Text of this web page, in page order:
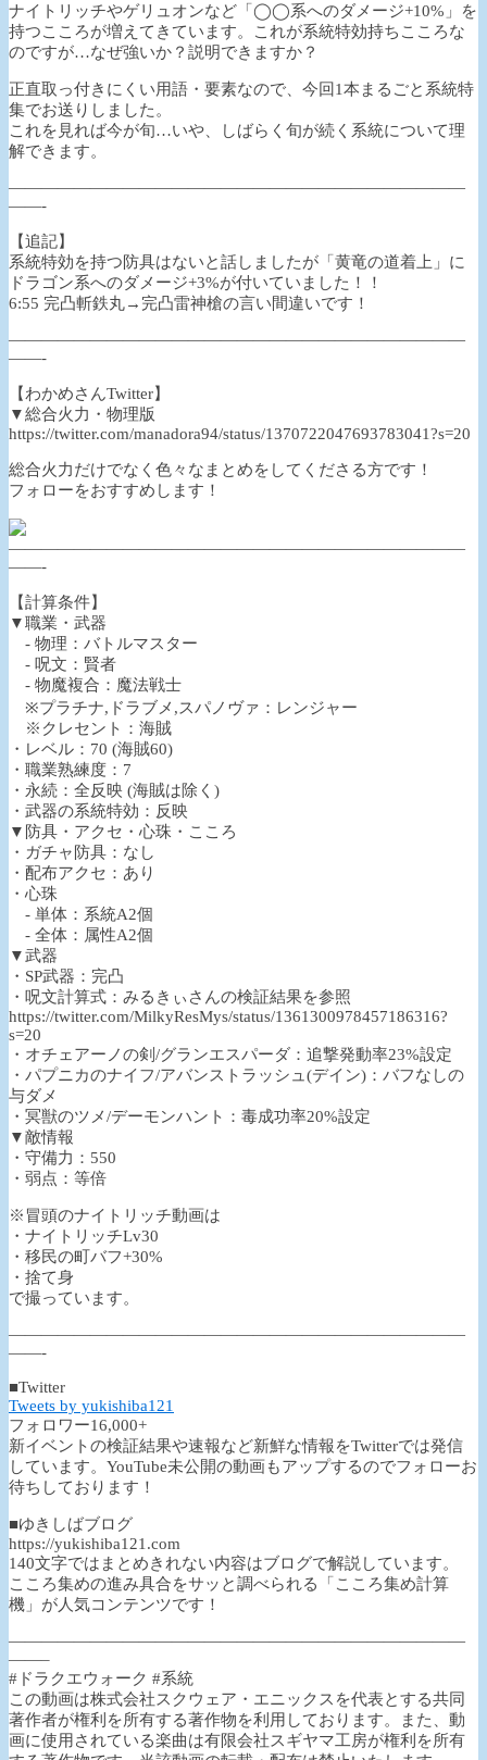
ナイトリッチやゲリュオンなど「◯◯系へのダメージ+10%」を
持つこころが増えてきています。これが系統特効持ちこころな
のですが…なぜ強いか？説明できますか？
正直取っ付きにくい用語・要素なので、今回1本まるごと系統特
集でお送りしました。
これを見れば今が旬…いや、しばらく旬が続く系統について理
解できます。
————————————————————————————
——-
【追記】
系統特効を持つ防具はないと話しましたが「黄竜の道着上」に
ドラゴン系へのダメージ+3%が付いていました！！
6:55 完凸斬鉄丸→完凸雷神槍の言い間違いです！
————————————————————————————
——-
【わかめさんTwitter】
▼総合火力・物理版
https://twitter.com/manadora94/status/1370722047693783041?s=20
総合火力だけでなく色々なまとめをしてくださる方です！
フォローをおすすめします！
————————————————————————————
——-
【計算条件】
▼職業・武器
- 物理：バトルマスター
- 呪文：賢者
- 物魔複合：魔法戦士
※プラチナ,ドラブメ,スパノヴァ：レンジャー
※クレセント：海賊
・レベル：70 (海賊60)
・職業熟練度：7
・永続：全反映 (海賊は除く)
・武器の系統特効：反映
▼防具・アクセ・心珠・こころ
・ガチャ防具：なし
・配布アクセ：あり
・心珠
- 単体：系統A2個
- 全体：属性A2個
▼武器
・SP武器：完凸
・呪文計算式：みるきぃさんの検証結果を参照
https://twitter.com/MilkyResMys/status/1361300978457186316?
s=20
・オチェアーノの剣/グランエスパーダ：追撃発動率23%設定
・パプニカのナイフ/アバンストラッシュ(デイン)：バフなしの
与ダメ
・冥獣のツメ/デーモンハント：毒成功率20%設定
▼敵情報
・守備力：550
・弱点：等倍
※冒頭のナイトリッチ動画は
・ナイトリッチLv30
・移民の町バフ+30%
・捨て身
で撮っています。
————————————————————————————
——-
■Twitter
Tweets by yukishiba121
フォロワー16,000+
新イベントの検証結果や速報など新鮮な情報をTwitterでは発信
しています。YouTube未公開の動画もアップするのでフォローお
待ちしております！
■ゆきしばブログ
https://yukishiba121.com
140文字ではまとめきれない内容はブログで解説しています。
こころ集めの進み具合をサッと調べられる「こころ集め計算
機」が人気コンテンツです！
————————————————————————————
——–
#ドラクエウォーク #系統
この動画は株式会社スクウェア・エニックスを代表とする共同
著作者が権利を所有する著作物を利用しております。また、動
画に使用されている楽曲は有限会社スギヤマ工房が権利を所有